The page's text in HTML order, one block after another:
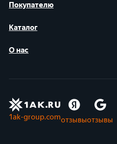
Покупателю
Каталог
О нас
1ak-group.comотзывыотзывы